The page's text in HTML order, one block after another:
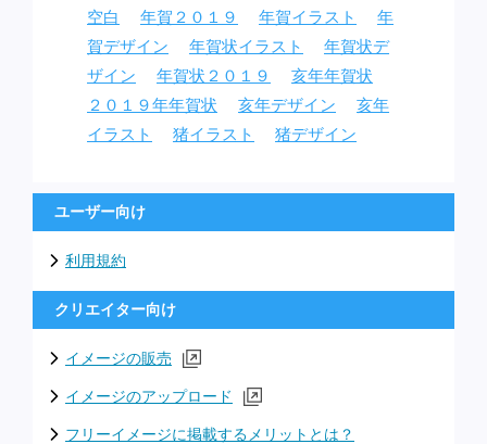
空白
年賀２０１９ 年賀イラスト
年
賀デザイン
年賀状イラスト
年賀状デ
ザイン
年賀状２０１９
亥年年賀状
２０１９年年賀状
亥年デザイン
亥年
イラスト
猪イラスト 猪デザイン
ユーザー向け
利用規約
クリエイター向け
イメージの販売
イメージのアップロード
フリーイメージに掲載するメリットとは？